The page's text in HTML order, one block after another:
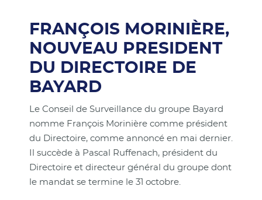
FRANÇOIS MORINIÈRE,
NOUVEAU PRESIDENT
DU DIRECTOIRE DE
BAYARD
Le Conseil de Surveillance du groupe Bayard
nomme François Morinière comme président
du Directoire, comme annoncé en mai dernier.
Il succède à Pascal Ruffenach, président du
Directoire et directeur général du groupe dont
le mandat se termine le 31 octobre.